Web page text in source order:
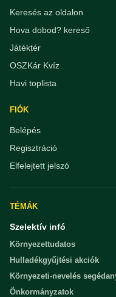
Keresés az oldalon
Hova dobod? kereső
Játéktér
OSZKár Kvíz
Havi toplista
FIÓK
Belépés
Regisztráció
Elfelejtett jelszó
TÉMÁK
Szelektív infó
Környezettudatos
Hulladékgyűjtési akciók
Környezeti-nevelés
Önkormányzatok